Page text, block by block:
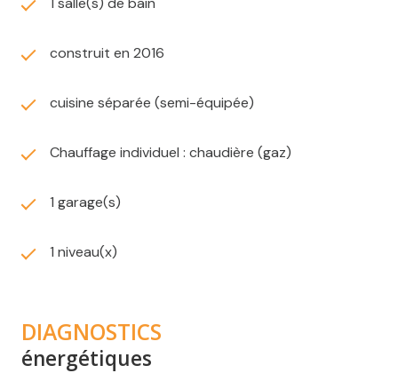
18/07/2028
Les informations sur les risques auxquels ce bien est
construit en 2016
cuisine séparée (semi-équipée)
Chauffage individuel : chaudière (gaz)
1 garage(s)
1 niveau(x)
DIAGNOSTICS
énergétiques